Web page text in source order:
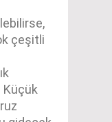
çeşitli